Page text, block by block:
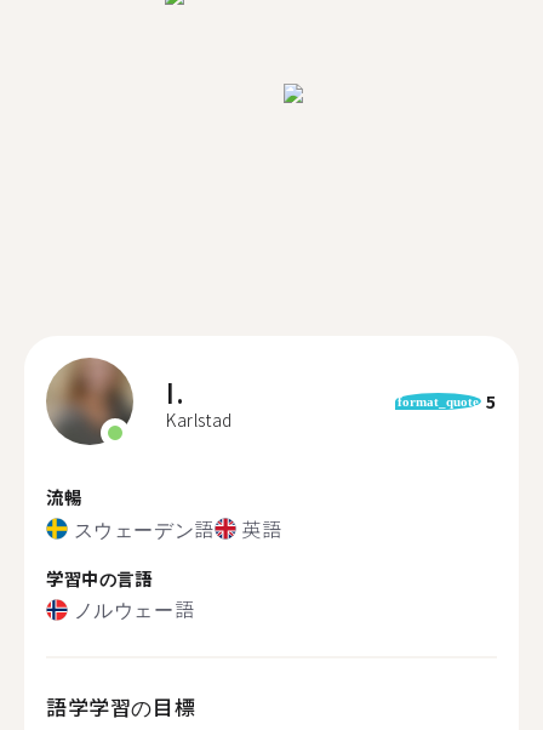
I.
Karlstad
format_quote 5
流暢
スウェーデン語 英語
学習中の言語
ノルウェー語
語学学習の目標